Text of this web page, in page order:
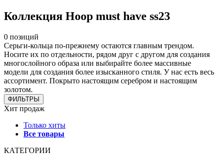
Коллекция Hoop must have ss23
0 позиций
Серьги-кольца по-прежнему остаются главным трендом.
Носите их по отдельности, рядом друг с другом для создания
многослойного образа или выбирайте более массивные
модели для создания более изысканного стиля. У нас есть весь
ассортимент. Покрыто настоящим серебром и настоящим
золотом.
ФИЛЬТРЫ
Хит продаж
Только хиты
Все товары
КАТЕГОРИИ